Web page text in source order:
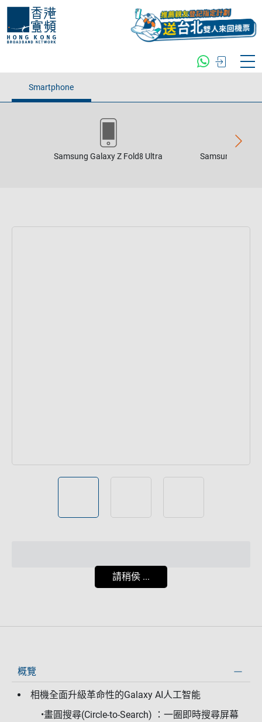
Smartphone
Samsung Galaxy Z Fold8 Ultra Samsung
概覽
相機全面升級革命性的Galaxy AI人工智能
•畫圓搜尋(Circle-to-Search) ：一圈即時搜尋屏幕
請稍侯 ...